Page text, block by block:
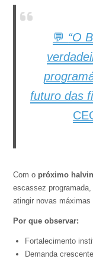
💬 “O
futuro das
Com o próximo
escassez
atingir novas máximas
Por que observar:
Fortalecimento
Demanda